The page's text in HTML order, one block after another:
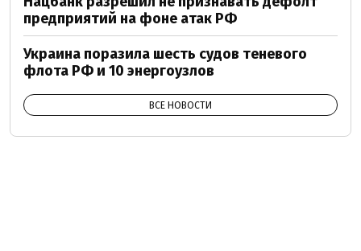
предприятий на фоне атак РФ
Украина поразила шесть судов теневого
флота РФ и 10 энергоузлов
ВСЕ НОВОСТИ